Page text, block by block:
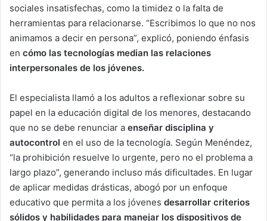
sociales insatisfechas, como la timidez o la falta de
herramientas para relacionarse. “Escribimos lo que no nos
animamos a decir en persona”, explicó, poniendo énfasis
en cómo las tecnologías median las relaciones
interpersonales de los jóvenes.
El especialista llamó a los adultos a reflexionar sobre su
papel en la educación digital de los menores, destacando
que no se debe renunciar a enseñar disciplina y
autocontrol en el uso de la tecnología. Según Menéndez,
“la prohibición resuelve lo urgente, pero no el problema a
largo plazo”, generando incluso más dificultades. En lugar
de aplicar medidas drásticas, abogó por un enfoque
educativo que permita a los jóvenes desarrollar criterios
sólidos y habilidades para manejar los dispositivos de